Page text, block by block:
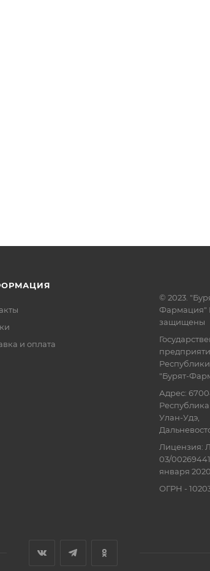
и оплата
© 2023.
Фармация"
защищены
"Бурят-
Адрес:
Республика
Улан-Удэ,
Лицензия:
03/
января
ОГРН -